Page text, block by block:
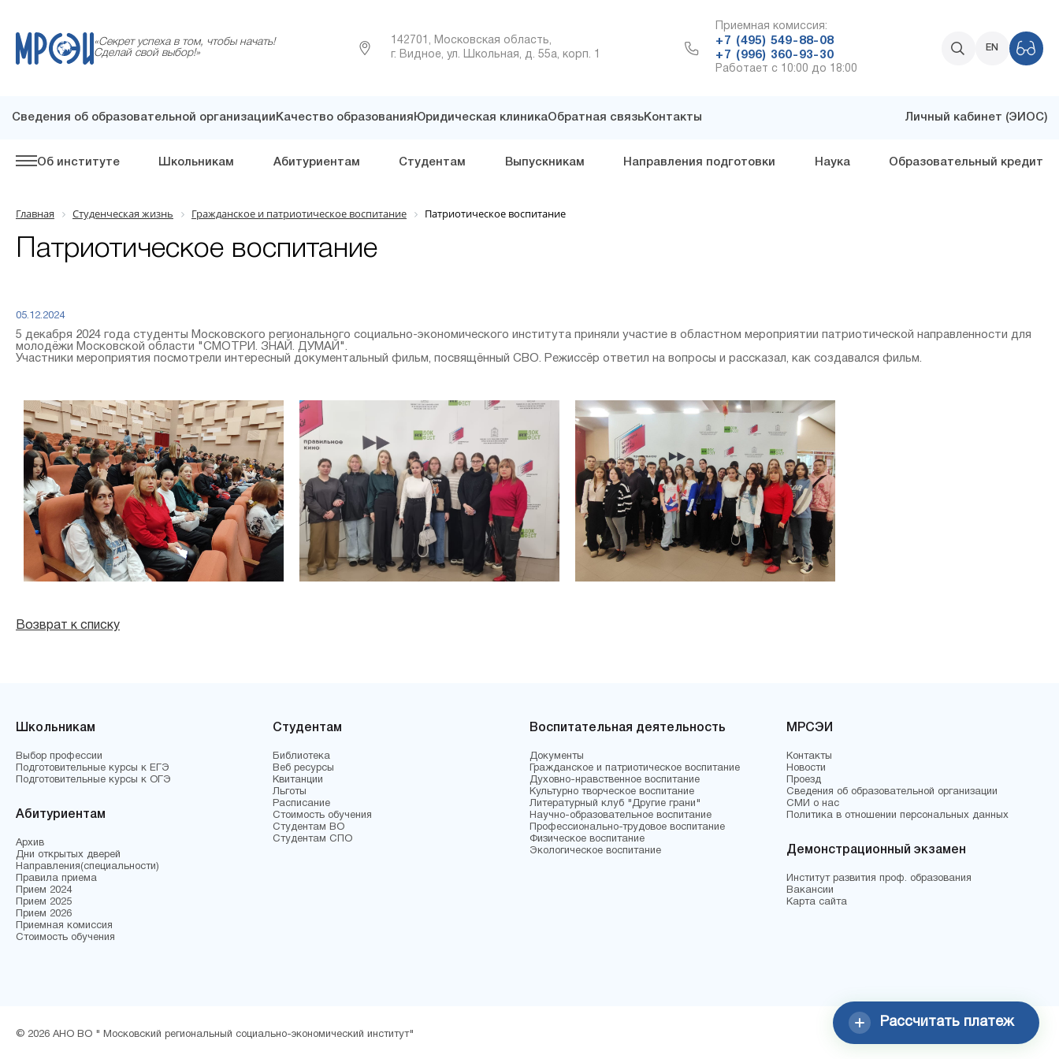
«Секрет успеха в том, чтобы начать!
Сделай свой выбор!»
142701, Московская область,
г. Видное, ул. Школьная, д. 55а, корп. 1
Приемная комиссия:
+7 (495) 549-88-08
+7 (996) 360-93-30
Работает с 10:00 до 18:00
EN
Сведения об образовательной организации Качество образования Юридическая клиникаОбратная связьКонтакты Личный кабинет (ЭИОС)
Об институте Школьникам Абитуриентам Студентам Выпускникам Направления подготовки Наука Образовательный кредит
Главная Студенческая жизнь Гражданское и патриотическое воспитание Патриотическое воспитание
Патриотическое воспитание
Рассчитать платеж
05.12.2024
5 декабря 2024 года студенты Московского регионального социально-экономического института приняли участие в областном мероприятии патриотической направленности для
молодёжи Московской области "СМОТРИ. ЗНАЙ. ДУМАЙ".
Участники мероприятия посмотрели интересный документальный фильм, посвящённый СВО. Режиссёр ответил на вопросы и рассказал, как создавался фильм.
Возврат к списку
Школьникам
Выбор профессии
Подготовительные курсы к ЕГЭ
Подготовительные курсы к ОГЭ
Абитуриентам
Архив
Дни открытых дверей
Направления(специальности)
Правила приема
Прием 2024
Прием 2025
Прием 2026
Приемная комиссия
Стоимость обучения
Студентам
Библиотека
Веб ресурсы
Квитанции
Льготы
Расписание
Стоимость обучения
Студентам ВО
Студентам СПО
Воспитательная деятельность
Документы
Гражданское и патриотическое воспитание
Духовно-нравственное воспитание
Культурно творческое воспитание
Литературный клуб "Другие грани"
Научно-образовательное воспитание
Профессионально-трудовое воспитание
Физическое воспитание
Экологическое воспитание
МРСЭИ
Контакты
Новости
Проезд
Сведения об образовательной организации
СМИ о нас
Политика в отношении персональных данных
Демонстрационный экзамен
Институт развития проф. образования
Вакансии
Карта сайта
© 2026 АНО ВО " Московский региональный социально-экономический институт"